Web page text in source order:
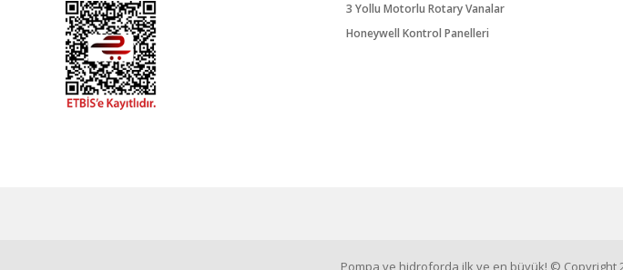
3 Yollu Motorlu Rotary Vanalar
Honeywell Kontrol Panelleri